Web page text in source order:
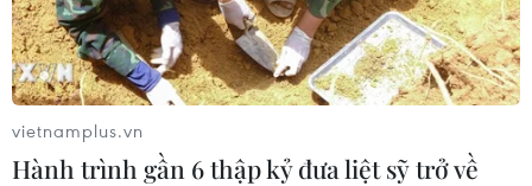
vietnamplus.vn
Hành trình gần 6 thập kỷ đưa liệt sỹ trở về